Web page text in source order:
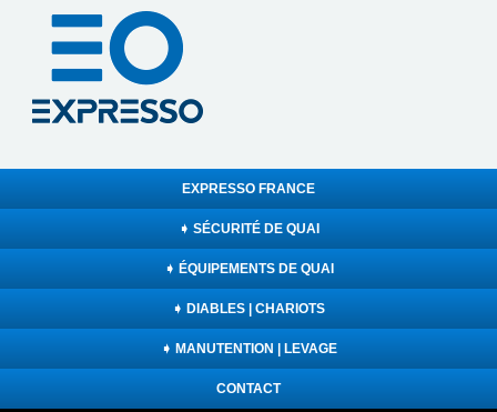
EXPRESSO FRANCE
➧ SÉCURITÉ DE QUAI
➧ ÉQUIPEMENTS DE QUAI
➧ DIABLES | CHARIOTS
➧ MANUTENTION | LEVAGE
CONTACT